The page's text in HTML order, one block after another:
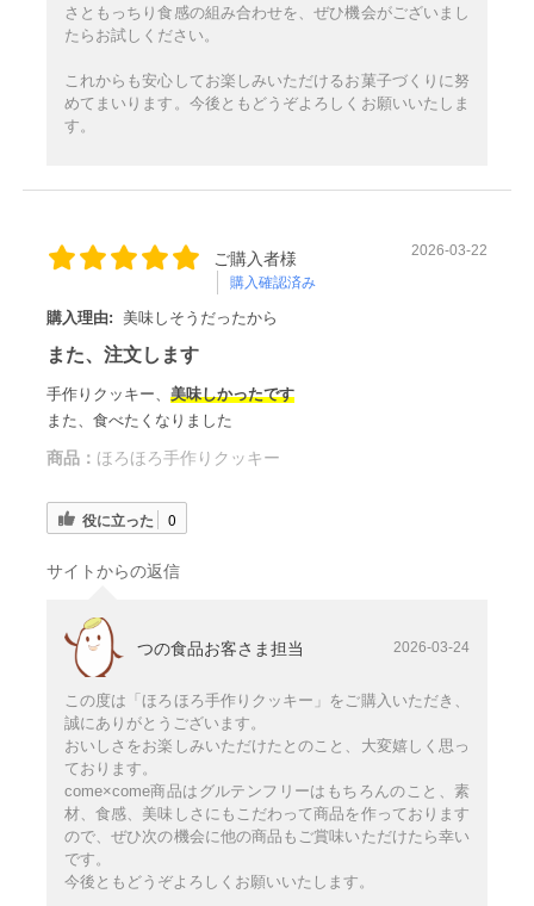
さともっちり食感の組み合わせを、ぜひ機会がございまし
たらお試しください。
これからも安心してお楽しみいただけるお菓子づくりに努
めてまいります。今後ともどうぞよろしくお願いいたしま
す。
ご購入者様
購入確認済み
2026-03-22
購入理由: 美味しそうだったから
また、注文します
手作りクッキー、 美味しかったです
また、食べたくなりました
商品： ほろほろ手作りクッキー
役に立った 0
サイトからの返信
つの食品お客さま担当 2026-03-24
この度は「ほろほろ手作りクッキー」をご購入いただき、
誠にありがとうございます。
おいしさをお楽しみいただけたとのこと、大変嬉しく思っ
ております。
come×come商品はグルテンフリーはもちろんのこと、素
材、食感、美味しさにもこだわって商品を作っております
ので、ぜひ次の機会に他の商品もご賞味いただけたら幸い
です。
今後ともどうぞよろしくお願いいたします。